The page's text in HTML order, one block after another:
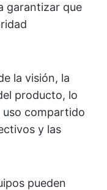
garantizar que
la visión, la
producto, lo
uso compartido
y las
pueden